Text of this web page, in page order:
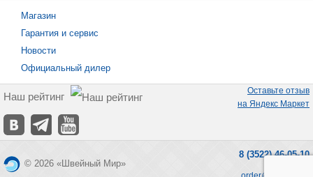
Магазин
Гарантия и сервис
Новости
Официальный дилер
Наш рейтинг
Оставьте отзыв
на Яндекс Маркет
© 2026 «Швейный Мир»
8 (3522) 46-05-10